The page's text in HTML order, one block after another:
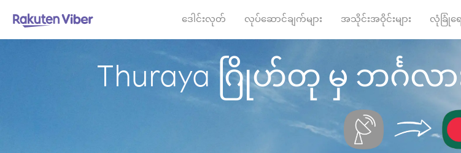
ဒေါင်းလုတ် လုပ်ဆောင်ချက်များ အသိုင်းအဝိုင်းများ လုံခြုံရ
Thuraya ဂြိုဟ်တု မှ ဘင်္ဂလ